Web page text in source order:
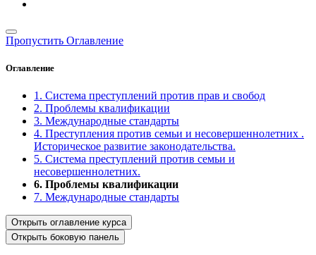
Пропустить Оглавление
Оглавление
1. Система преступлений против прав и свобод
2. Проблемы квалификации
3. Международные стандарты
4. Преступления против семьи и несовершеннолетних .
Историческое развитие законодательства.
5. Система преступлений против семьи и
несовершеннолетних.
6. Проблемы квалификации
7. Международные стандарты
Открыть оглавление курса
Открыть боковую панель